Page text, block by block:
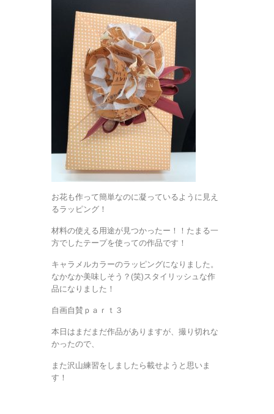
お花も作って簡単なのに凝っているように見え
るラッピング！
材料の使える用途が見つかったー！！たまる一
方でしたテープを使っての作品です！
キャラメルカラーのラッピングになりました。
なかなか美味しそう？(笑)スタイリッシュな作
品になりました！
自画自賛ｐａｒｔ３
本日はまだまだ作品がありますが、撮り切れな
かったので、
また沢山練習をしましたら載せようと思いま
す！